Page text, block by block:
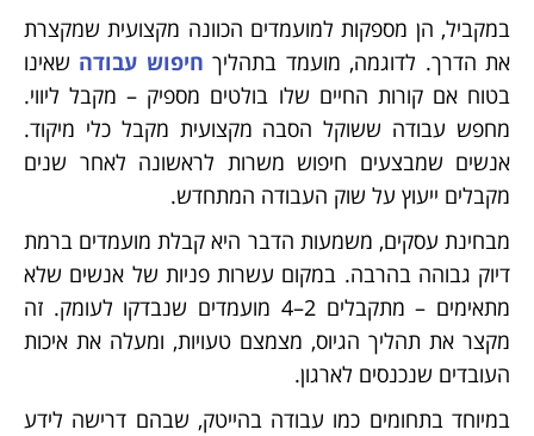
במקביל, הן מספקות למועמדים הכוונה מקצועית שמקצרת
את הדרך. לדוגמה, מועמד בתהליך חיפוש עבודה שאינו
בטוח אם קורות החיים שלו בולטים מספיק – מקבל ליווי.
מחפש עבודה ששוקל הסבה מקצועית מקבל כלי מיקוד.
אנשים שמבצעים חיפוש משרות לראשונה לאחר שנים
מקבלים ייעוץ על שוק העבודה המתחדש.
מבחינת עסקים, משמעות הדבר היא קבלת מועמדים ברמת
דיוק גבוהה בהרבה. במקום עשרות פניות של אנשים שלא
מתאימים – מתקבלים 2–4 מועמדים שנבדקו לעומק. זה
מקצר את תהליך הגיוס, מצמצם טעויות, ומעלה את איכות
העובדים שנכנסים לארגון.
במיוחד בתחומים כמו עבודה בהייטק, שבהם דרישה לידע